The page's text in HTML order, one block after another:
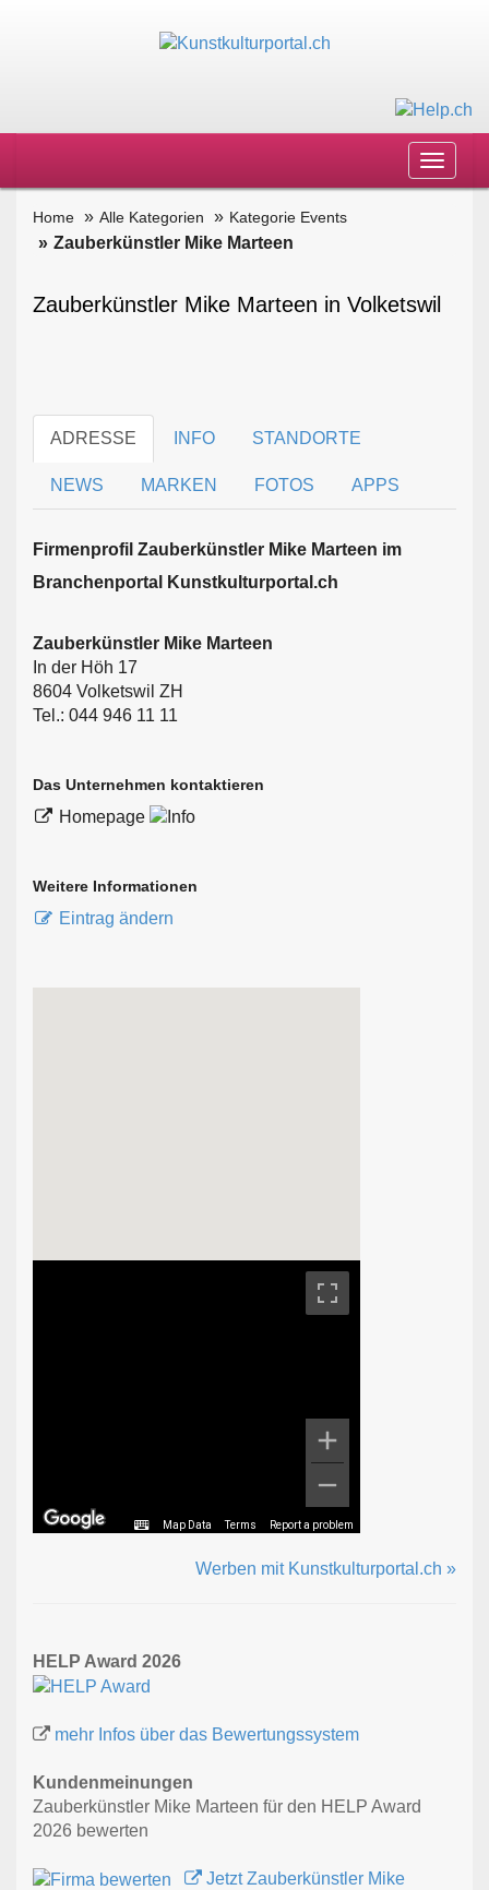
Toggle
Home Alle Kategorien Kategorie Events
Zauberkünstler Mike Marteen
Zauberkünstler Mike Marteen in Volketswil
ADRESSE INFO STANDORTE
NEWS MARKEN FOTOS APPS
Firmen­profil Zauberkünstler Mike Marteen im
Branchen­portal Kunstkulturportal.ch
Zauberkünstler Mike Marteen
In der Höh 17
8604 Volketswil ZH
Tel.: 044 946 11 11
Das Unternehmen kontaktieren
Homepage
Weitere Informationen
Eintrag ändern
Map Data Terms Report a problem
Werben mit Kunstkulturportal.ch »
HELP Award 2026
mehr Infos über das Bewertungssystem
Kundenmeinungen
Zauberkünstler Mike Marteen für den HELP Award
2026 bewerten
Jetzt Zauberkünstler Mike